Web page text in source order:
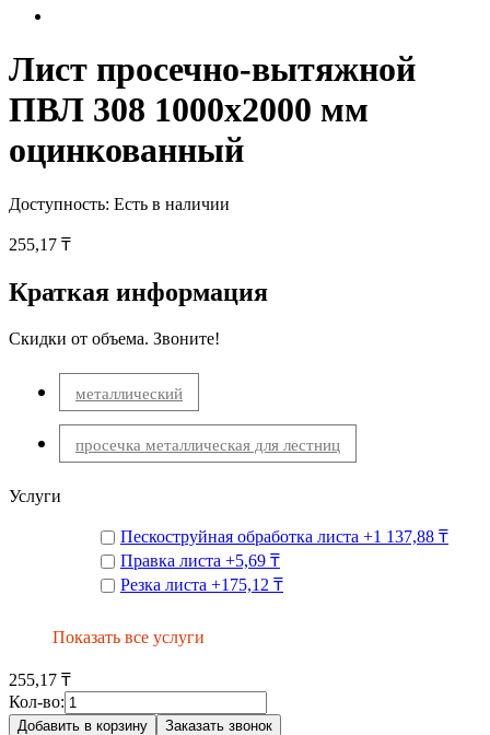
Лист просечно-вытяжной
ПВЛ 308 1000х2000 мм
оцинкованный
Доступность: Есть в наличии
255,17 ₸
Краткая информация
Скидки от объема. Звоните!
металлический
просечка металлическая для лестниц
Услуги
Пескоструйная обработка листа +1 137,88 ₸
Правка листа +5,69 ₸
Резка листа +175,12 ₸
Показать все услуги
255,17 ₸
Кол-во:
Добавить в корзину Заказать звонок